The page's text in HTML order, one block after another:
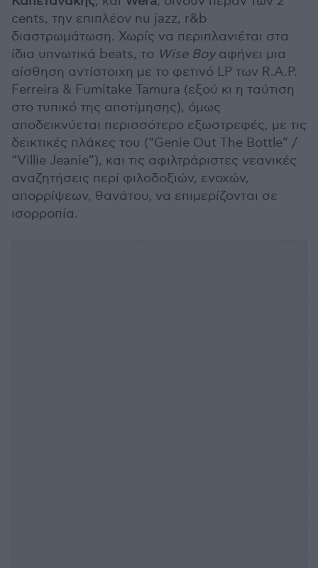
cents, την επιπλέον nu jazz, r&b
διαστρωμάτωση. Χωρίς να περιπλανιέται στα
ίδια υπνωτικά beats, το Wise Boyαφήνει μια
αίσθηση αντίστοιχη με το φετινό LP των R.A.P.
Ferreira & Fumitake Tamura (εξού κι η ταύτιση
στο τυπικό της αποτίμησης), όμως
αποδεικνύεται περισσότερο εξωστρεφές, με τις
δεικτικές πλάκες του (“Genie Out The Bottle” /
“Villie Jeanie”), και τις αφιλτράριστες νεανικές
αναζητήσεις περί φιλοδοξιών, ενοχών,
απορρίψεων, θανάτου, να επιμερίζονται σε
ισορροπία.